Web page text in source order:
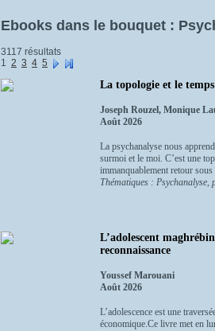
Ebooks dans le bouquet :
3117 résultats
1 2 3 4 5
La topologie et le
Joseph Rouzel, Monique
Août 2026
La psychanalyse nous
surmoi et le moi. C’est une
immanquablement retour
Thématiques : Psychanalyse,
L’adolescent
reconnaissance
Youssef Marouani
Août 2026
L’adolescence est une
économique.Ce livre met en